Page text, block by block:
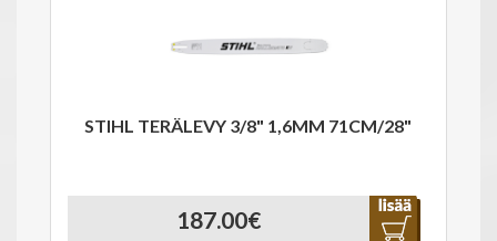
STIHL TERÄLEVY 3/8" 1,6MM 71CM/28"
187.00€